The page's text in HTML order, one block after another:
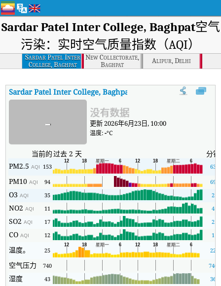
Sardar Patel Inter College, Baghpat空气
污染：实时空气质量指数（AQI）
Sardar Patel Inter
College, Baghpat
New Collectorate,
Baghpat
Alipur, Delhi
Sardar Patel Inter College, Baghpat Sardar Patel Inter
- 没有数据
更新 2026年6月23日, 10:00
温度:-°C
当前的过去 2 天
分钟
PM2.5AQI 153 63
PM10AQI 94 69
O3AQI 35 2
NO2AQI 11 4
SO2AQI 17 2
COAQI 12 1
温度。 25 22
空气压力 740 740
湿度 43 36